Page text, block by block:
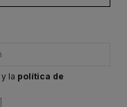
y la política de